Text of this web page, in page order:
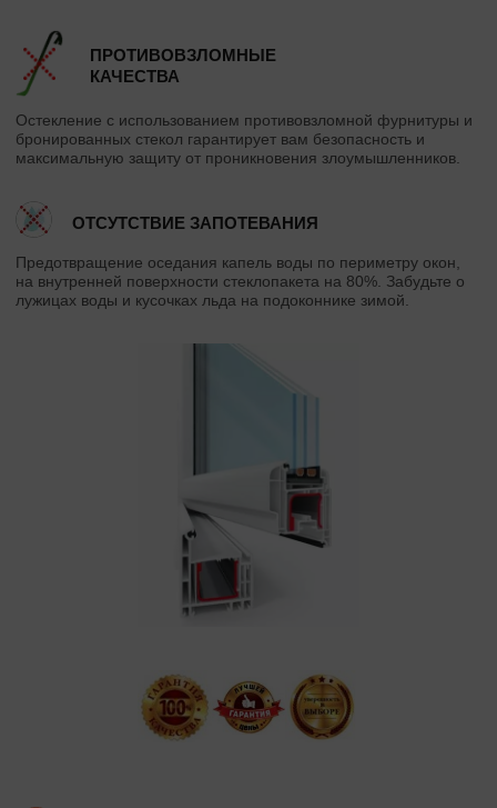
ПРОТИВОВЗЛОМНЫЕ
КАЧЕСТВА
Остекление с использованием противовзломной фурнитуры и
бронированных стекол гарантирует вам безопасность и
максимальную защиту от проникновения злоумышленников.
ОТСУТСТВИЕ ЗАПОТЕВАНИЯ
Предотвращение оседания капель воды по периметру окон,
на внутренней поверхности стеклопакета на 80%. Забудьте о
лужицах воды и кусочках льда на подоконнике зимой.